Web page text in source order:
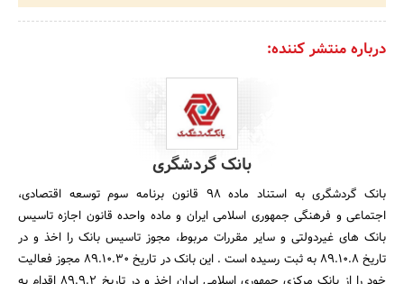
درباره منتشر کننده:
بانک گردشگری
بانک گردشگری به استناد ماده 98 قانون برنامه سوم توسعه اقتصادی،
اجتماعی و فرهنگی جمهوری اسلامی ایران و ماده واحده قانون اجازه تاسیس
بانک های غیردولتی و سایر مقررات مربوط، مجوز تاسیس بانک را اخذ و در
تاریخ 89.10.8 به ثبت رسیده است . این بانک در تاریخ 89.10.30 مجوز فعالیت